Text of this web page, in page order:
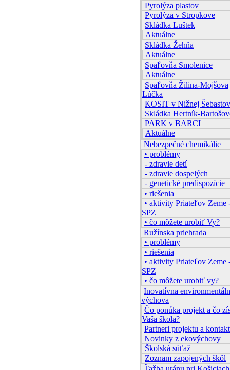
Pyrolýza plastov
Pyrolýza v Stropkove
Skládka Luštek
Aktuálne
Skládka Žehňa
Aktuálne
Spaľovňa Smolenice
Aktuálne
Spaľovňa Žilina-Mojšova
Lúčka
KOSIT v Nižnej
Skládka Hertník-
PARK v BARCI
Aktuálne
Nebezpečné chemikálie
• problémy
- zdravie detí
- zdravie dospelých
- genetické predispozície
• riešenia
• aktivity Priateľov Zeme
SPZ
• čo môžete urobiť Vy?
Ružínska priehrada
• problémy
• riešenia
• aktivity Priateľov Zeme
SPZ
• čo môžete urobiť vy?
Inovatívna
výchova
Čo ponúka projekt a čo
Vaša škola?
Partneri projektu a kontakt
Novinky z ekovýchovy
Školská súťaž
Zoznam zapojených škôl